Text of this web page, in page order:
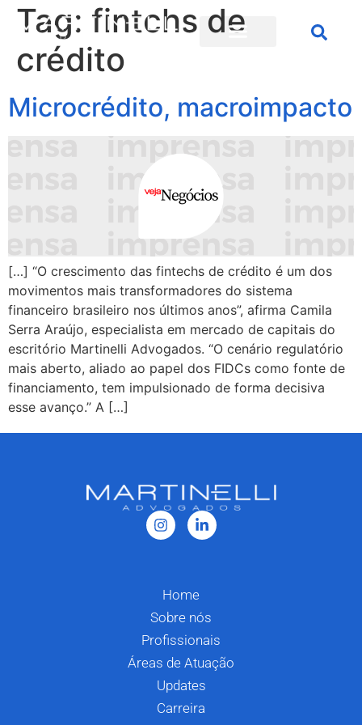
Tag: fintchs de
crédito
Microcrédito, macroimpacto
[…] “O crescimento das fintechs de crédito é um dos
movimentos mais transformadores do sistema
financeiro brasileiro nos últimos anos”, afirma Camila
Serra Araújo, especialista em mercado de capitais do
escritório Martinelli Advogados. “O cenário regulatório
mais aberto, aliado ao papel dos FIDCs como fonte de
financiamento, tem impulsionado de forma decisiva
esse avanço.” A […]
Home
Sobre nós
Profissionais
Áreas de Atuação
Updates
Carreira